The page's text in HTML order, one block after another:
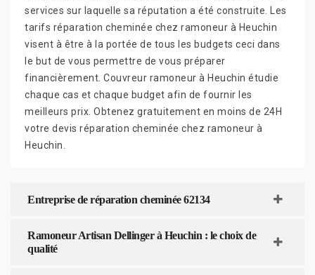
services sur laquelle sa réputation a été construite. Les
tarifs réparation cheminée chez ramoneur à Heuchin
visent à être à la portée de tous les budgets ceci dans
le but de vous permettre de vous préparer
financièrement. Couvreur ramoneur à Heuchin étudie
chaque cas et chaque budget afin de fournir les
meilleurs prix. Obtenez gratuitement en moins de 24H
votre devis réparation cheminée chez ramoneur à
Heuchin.
Entreprise de réparation cheminée 62134
Ramoneur Artisan Dellinger à Heuchin : le choix de
qualité